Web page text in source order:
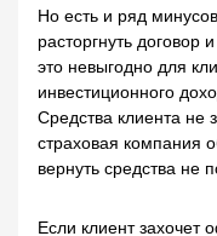
Но есть и ряд
расторгнуть договор
это невыгодно для
инвестиционного
Средства клиента не
страховая компания
вернуть средства не
Если клиент захочет